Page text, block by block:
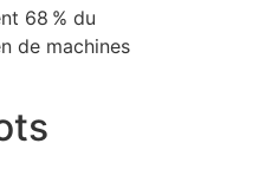
68 % du
de machines